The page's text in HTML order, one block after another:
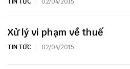
TIN TỨC 02/04/2015
Xử lý vi phạm về thuế
TIN TỨC 02/04/2015